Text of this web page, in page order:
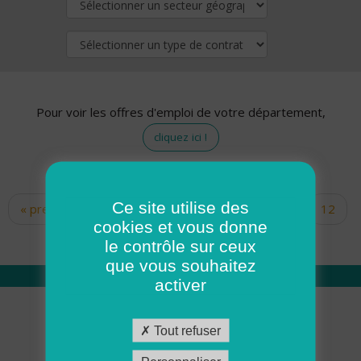
Pour voir les offres d'emploi de votre département,
cliquez ici !
Pages
« premier ‹ précédent … 10
12
14 15 16 17
Qui sommes nous
Académie ADMR
Ce site utilise des
cookies et vous donne
le contrôle sur ceux
que vous souhaitez
activer
Tout refuser